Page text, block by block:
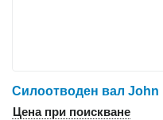
Цена при поискване